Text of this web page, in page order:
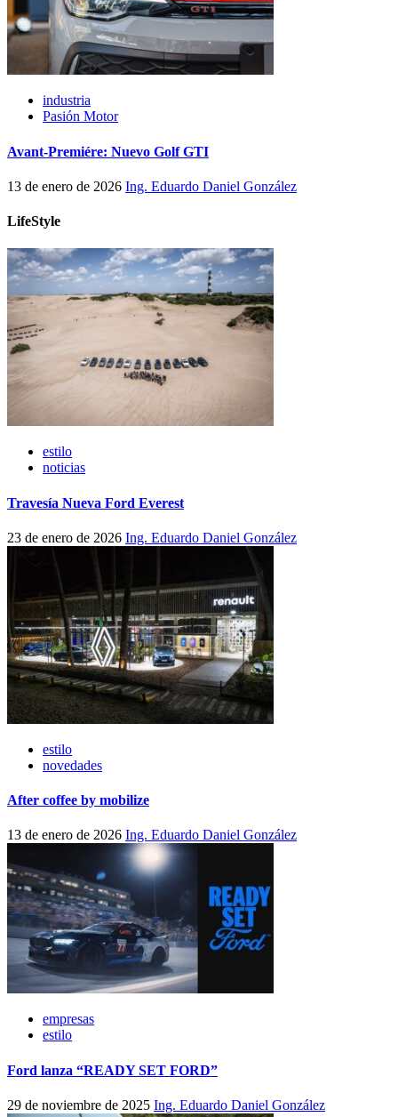
industria
Pasión Motor
Avant-Premiére: Nuevo Golf GTI
13 de enero de 2026 Ing. Eduardo Daniel González
LifeStyle
estilo
noticias
Travesía Nueva Ford Everest
23 de enero de 2026 Ing. Eduardo Daniel González
estilo
novedades
After coffee by mobilize
13 de enero de 2026 Ing. Eduardo Daniel González
empresas
estilo
Ford lanza “READY SET FORD”
29 de noviembre de 2025 Ing. Eduardo Daniel González